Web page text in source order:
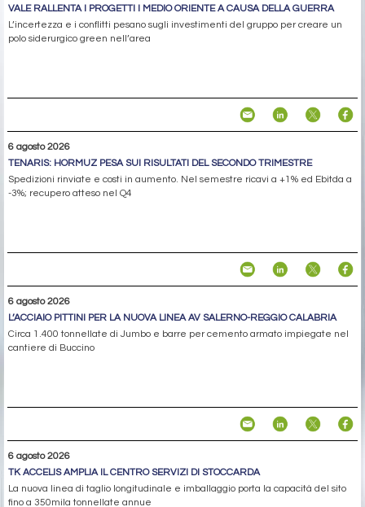
VALE RALLENTA I PROGETTI I MEDIO ORIENTE A CAUSA DELLA GUERRA
L’incertezza e i conflitti pesano sugli investimenti del gruppo per creare un
polo siderurgico green nell’area
6 agosto 2026
TENARIS: HORMUZ PESA SUI RISULTATI DEL SECONDO TRIMESTRE
Spedizioni rinviate e costi in aumento. Nel semestre ricavi a +1% ed Ebitda a
-3%; recupero atteso nel Q4
6 agosto 2026
L’ACCIAIO PITTINI PER LA NUOVA LINEA AV SALERNO-REGGIO CALABRIA
Circa 1.400 tonnellate di Jumbo e barre per cemento armato impiegate nel
cantiere di Buccino
6 agosto 2026
TK ACCELIS AMPLIA IL CENTRO SERVIZI DI STOCCARDA
La nuova linea di taglio longitudinale e imballaggio porta la capacità del sito
fino a 350mila tonnellate annue